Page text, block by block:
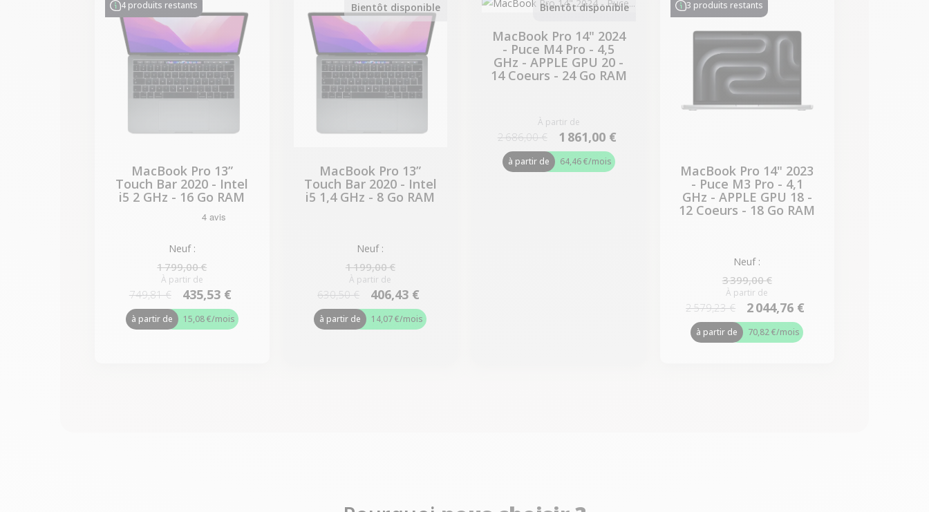
4 produits restants
MacBook Pro 13”
Touch Bar 2020 - Intel
i5 2 GHz - 16 Go RAM
Neuf :
1 799,00 €
À partir de
749,81 € 435,53 €
à partir de 15,08 €/mois
Bientôt disponible
MacBook Pro 13”
Touch Bar 2020 - Intel
i5 1,4 GHz - 8 Go RAM
Neuf :
1 199,00 €
À partir de
630,50 € 406,43 €
à partir de 14,07 €/mois
Bientôt disponible
MacBook Pro 14" 2024
- Puce M4 Pro - 4,5
GHz - APPLE GPU 20 -
14 Coeurs - 24 Go RAM
À partir de
2 686,00 € 1 861,00 €
à partir de 64,46 €/mois
3 produits restants
MacBook Pro 14" 2023
- Puce M3 Pro - 4,1
GHz - APPLE GPU 18 -
12 Coeurs - 18 Go RAM
Neuf :
3 399,00 €
À partir de
2 579,23 € 2 044,76 €
à partir de 70,82 €/mois